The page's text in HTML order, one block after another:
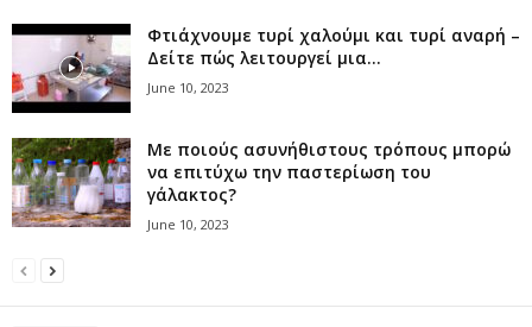
Φτιάχνουμε τυρί χαλούμι και τυρί αναρή –
Δείτε πώς λειτουργεί μια...
June 10, 2023
Με ποιούς ασυνήθιστους τρόπους μπορώ
να επιτύχω την παστερίωση του
γάλακτος?
June 10, 2023